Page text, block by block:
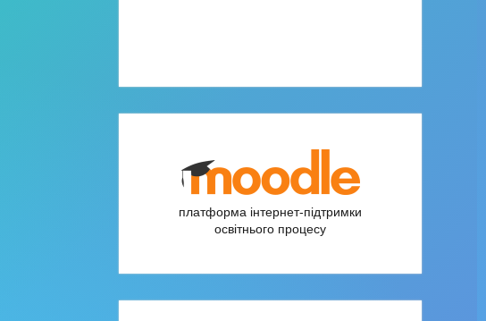
платформа інтернет-підтримки
освітнього процесу